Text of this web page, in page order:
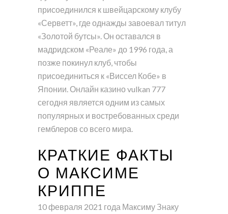
присоединился к швейцарскому клубу
«Серветт», где однажды завоевал титул
«Золотой бутсы». Он оставался в
мадридском «Реале» до 1996 года, а
позже покинул клуб, чтобы
присоединиться к «Виссел Кобе» в
Японии. Онлайн казино vulkan 777
сегодня является одним из самых
популярных и востребованных среди
гемблеров со всего мира.
КРАТКИЕ ФАКТЫ
О МАКСИМЕ
КРИППЕ
10 февраля 2021 года Максиму Знаку